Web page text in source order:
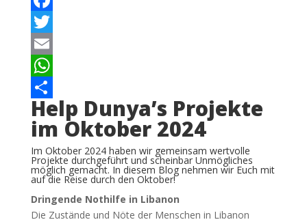
Facebook
Twitter
Email
WhatsApp
Teilen
Help Dunya’s Projekte
im Oktober 2024
Im Oktober 2024 haben wir gemeinsam wertvolle
Projekte durchgeführt und scheinbar Unmögliches
möglich gemacht. In diesem Blog nehmen wir Euch mit
auf die Reise durch den Oktober!
Dringende Nothilfe in Libanon
Die Zustände und Nöte der Menschen in Libanon